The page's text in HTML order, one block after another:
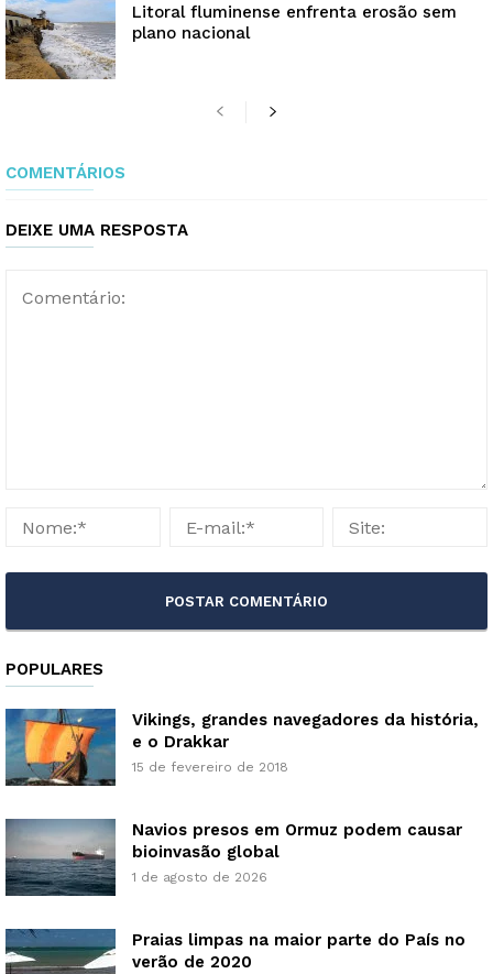
Litoral fluminense enfrenta erosão sem
plano nacional
COMENTÁRIOS
DEIXE UMA RESPOSTA
POPULARES
Vikings, grandes navegadores da história,
e o Drakkar
15 de fevereiro de 2018
Navios presos em Ormuz podem causar
bioinvasão global
1 de agosto de 2026
Praias limpas na maior parte do País no
verão de 2020